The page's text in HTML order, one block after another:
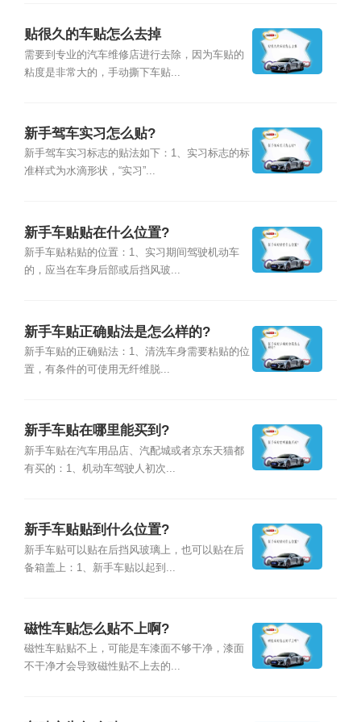
贴很久的车贴怎么去掉
需要到专业的汽车维修店进行去除，因为车贴的
粘度是非常大的，手动撕下车贴...
新手驾车实习怎么贴?
新手驾车实习标志的贴法如下：1、实习标志的标
准样式为水滴形状，“实习”...
新手车贴贴在什么位置?
新手车贴粘贴的位置：1、实习期间驾驶机动车
的，应当在车身后部或后挡风玻...
新手车贴正确贴法是怎么样的?
新手车贴的正确贴法：1、清洗车身需要粘贴的位
置，有条件的可使用无纤维脱...
新手车贴在哪里能买到?
新手车贴在汽车用品店、汽配城或者京东天猫都
有买的：1、机动车驾驶人初次...
新手车贴贴到什么位置?
新手车贴可以贴在后挡风玻璃上，也可以贴在后
备箱盖上：1、新手车贴以起到...
磁性车贴怎么贴不上啊?
磁性车贴贴不上，可能是车漆面不够干净，漆面
不干净才会导致磁性贴不上去的...